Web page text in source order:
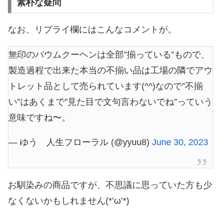
素朴な疑問
なお、リプライ欄にはこんなコメントが。
無印のバウムクーヘンは全部”揃っている”もので、
製造過程で出来た本当の不揃い品は工場の隣でアウ
トレット品として売られています(^^)なので”不揃
い”はあくまで”見た目で文句言わないでね”っていう
意味ですね〜。
— ゆう 人生フローラル (@yyuu8) June 30, 2023
お馴染みの商品ですが、不思議に思っていた方も少
なくないかもしれません(*’ω’*)